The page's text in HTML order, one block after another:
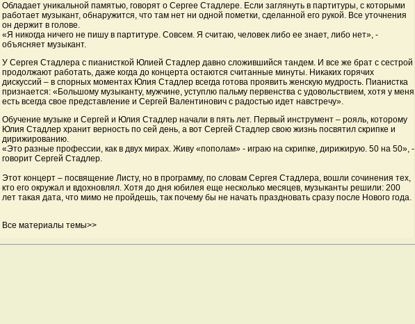
Обладает уникальной памятью, говорят о Сергее Стадлере. Если заглянуть в партитуры, с которыми
работает музыкант, обнаружится, что там нет ни одной пометки, сделанной его рукой. Все уточнения
он держит в голове.
«Я никогда ничего не пишу в партитуре. Совсем. Я считаю, человек либо ее знает, либо нет», -
объясняет музыкант.
У Сергея Стадлера с пианисткой Юлией Стадлер давно сложившийся тандем. И все же брат с сестрой
продолжают работать, даже когда до концерта остаются считанные минуты. Никаких горячих
дискуссий – в спорных моментах Юлия Стадлер всегда готова проявить женскую мудрость. Пианистка
признается: «Большому музыканту, мужчине, уступлю пальму первенства с удовольствием, хотя у меня
есть всегда свое представление и Сергей Валентинович с радостью идет навстречу».
Обучение музыке и Сергей и Юлия Стадлер начали в пять лет. Первый инструмент – рояль, которому
Юлия Стадлер хранит верность по сей день, а вот Сергей Стадлер свою жизнь посвятил скрипке и
дирижированию.
«Это разные профессии, как в двух мирах. Живу «пополам» - играю на скрипке, дирижирую. 50 на 50», -
говорит Сергей Стадлер.
Этот концерт – посвящение Листу, но в программу, по словам Сергея Стадлера, вошли сочинения тех,
кто его окружал и вдохновлял. Хотя до дня юбилея еще несколько месяцев, музыканты решили: 200
лет такая дата, что мимо не пройдешь, так почему бы не начать праздновать сразу после Нового года.
Все материалы темы>>